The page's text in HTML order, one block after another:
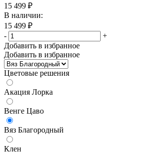
15 499 ₽
В наличии:
15 499 ₽
-
+
Добавить в избранное
Добавить в избранное
Цветовые решения
Акация Лорка
Венге Цаво
Вяз Благородный
Клен